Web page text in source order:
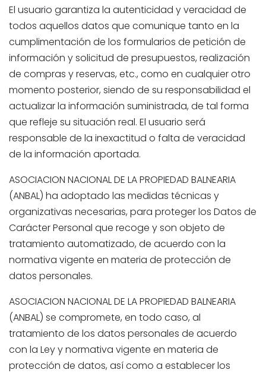
El usuario garantiza la autenticidad y veracidad de
todos aquellos datos que comunique tanto en la
cumplimentación de los formularios de petición de
información y solicitud de presupuestos, realización
de compras y reservas, etc., como en cualquier otro
momento posterior, siendo de su responsabilidad el
actualizar la información suministrada, de tal forma
que refleje su situación real. El usuario será
responsable de la inexactitud o falta de veracidad
de la información aportada.
ASOCIACION NACIONAL DE LA PROPIEDAD BALNEARIA
(ANBAL) ha adoptado las medidas técnicas y
organizativas necesarias, para proteger los Datos de
Carácter Personal que recoge y son objeto de
tratamiento automatizado, de acuerdo con la
normativa vigente en materia de protección de
datos personales.
ASOCIACION NACIONAL DE LA PROPIEDAD BALNEARIA
(ANBAL) se compromete, en todo caso, al
tratamiento de los datos personales de acuerdo
con la Ley y normativa vigente en materia de
protección de datos, así como a establecer los